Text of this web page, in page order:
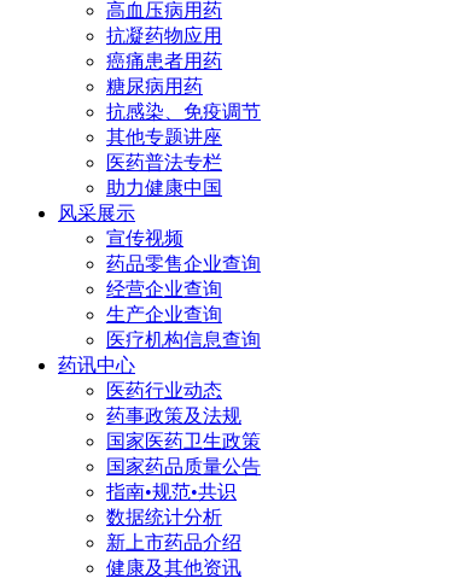
高血压病用药
抗凝药物应用
癌痛患者用药
糖尿病用药
抗感染、免疫调节
其他专题讲座
医药普法专栏
助力健康中国
风采展示
宣传视频
药品零售企业查询
经营企业查询
生产企业查询
医疗机构信息查询
药讯中心
医药行业动态
药事政策及法规
国家医药卫生政策
国家药品质量公告
指南•规范•共识
数据统计分析
新上市药品介绍
健康及其他资讯